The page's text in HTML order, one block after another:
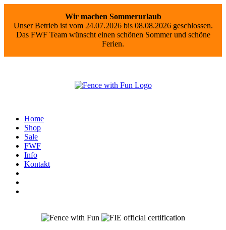
Wir machen Sommerurlaub
Unser Betrieb ist vom 24.07.2026 bis 08.08.2026 geschlossen.
Das FWF Team wünscht einen schönen Sommer und schöne
Ferien.
Home
Shop
Sale
FWF
Info
Kontakt